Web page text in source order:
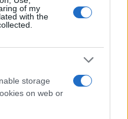
of my
with the
storage
on web or
in vacanza salva 6
i feriti
no-stop a Olbia fino